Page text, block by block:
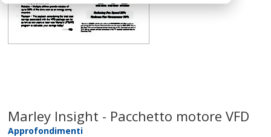
Marley Insight - Pacchetto motore VFD
Approfondimenti